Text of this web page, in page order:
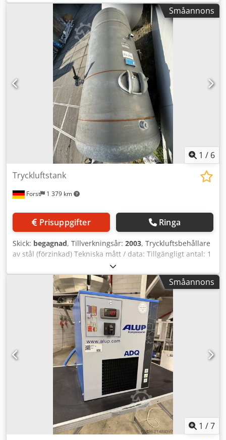
Abjq Htd Ujkskr Ej testad 11 st. tillgängliga
Småannons
1 / 6
Forst 1 379 km
Tryckluftstank
Prisuppgifter Ringa
Skick: begagnad, Tillverkningsår: 2003, Tryckluftsbehållare
av stål (förzinkad) Tekniska mått / data: Tillgängligt antal: 1
Volym: 5 000 liter Behållartyp: Tryckkärl Ytterdiameter: 1
400 mm Cylindrisk höjd: 2 870 mm Totalhöjd: 3 710 mm
Drifttryckstyp: Övertryck Drifttryck: 11 bar
Driftstemperatur: -10 / +50 °C Utrustning: Övre botten: 2 x
lyftöglor 1 x avluftning Mantel: 1 x manhål 2 x 2" muff 1 x 1
1/2" muff 2 x DN 80 flänsanslutningar Botten: 3 x rörben 1
x 3/4" muff vid utlopp Ytterligare utrustning, se bilder.
Dedpjv Hmd Djfx Abkokr
Småannons
1 /7